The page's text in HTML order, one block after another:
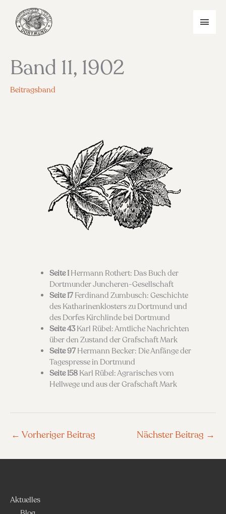
Inhalt
springen
Band 11, 1902
Beitragsband
Seite 1Hermann Rothert: Das Buch der
Dortmunder Juncheren-Gesellschaft
Seite 17Ferdinand Zumbusch: Geschichte
des Katharinenklosters zu Dortmund und
des Dorfes Kirchlinde bei Dortmund
Seite 43Karl Rübel: Amtliche Nachrichten
über den Zustand der Grafschaft Mark
Seite 97Hermann Becker: Die Anfänge der
Tagespresse in Dortmund
Seite 158Karl Rübel: Agrarisches vom
Hellwege und aus der Grafschaft Mark
← Vorheriger Beitrag Nächster Beitrag →
Aktuelles